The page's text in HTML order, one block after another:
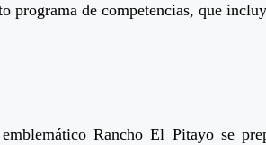
de competencias, que
Rancho El Pitayo se